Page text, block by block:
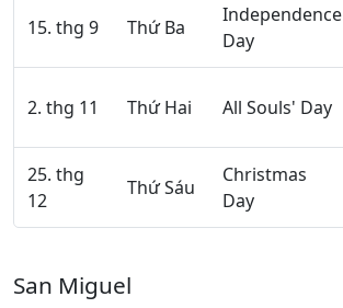
15. thg 9 Thứ Ba
Independence
Day
2. thg 11 Thứ Hai All Souls' Day
25. thg
12
Thứ Sáu
Christmas
Day
San Miguel